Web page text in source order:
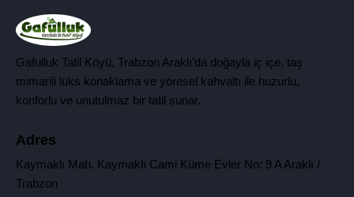
Gafulluk Tatil Köyü, Trabzon Araklı’da doğayla iç içe, taş
mimarili lüks konaklama ve yöresel kahvaltı ile huzurlu,
konforlu ve unutulmaz bir tatil sunar.
Adres
Kaymaklı Mah. Kaymaklı Cami Küme Evler No: 9 A Araklı /
Trabzon